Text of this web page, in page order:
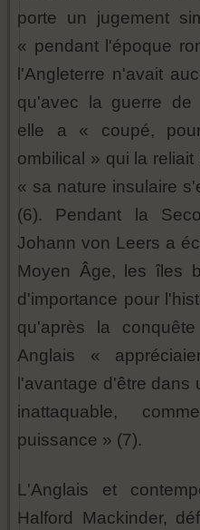
porte un jugement
« pendant l'époque
l'Angleterre n'avait
qu'avec la guerre de
elle a « coupé,
ombilical » qui la
« sa nature insulaire
(6). Pendant la
Johann von Leers a
Moyen Âge, les îles
d'importance pour
qu'après la
Anglais «
l'avantage d'être dans
inattaquable,
puissance » (7).
L'Anglais et
Halford Mackinder,